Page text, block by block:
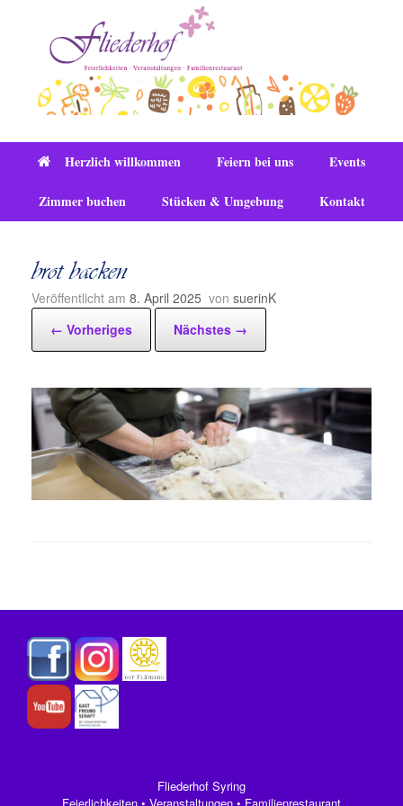
Herzlich willkommen Feiern bei uns Events
Zimmer buchen Stücken & Umgebung Kontakt
brot backen
Veröffentlicht am 8. April 2025 von suerinK
← Vorheriges
Nächstes →
Fliederhof Syring